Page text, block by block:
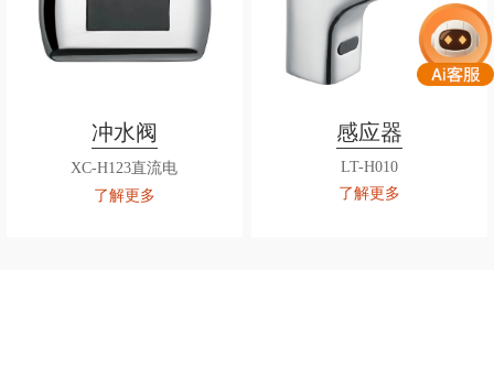
冲水阀
XC-H123直流电
了解更多
感应器
LT-H010
了解更多